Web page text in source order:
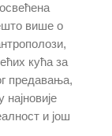
више о
кућа за
предавања,
и још